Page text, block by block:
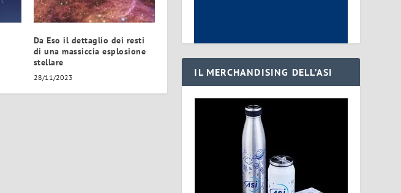
Da Eso il dettaglio dei resti
di una massiccia esplosione
stellare
28/11/2023 IL MERCHANDISING DELL’ASI